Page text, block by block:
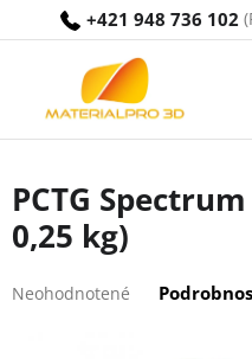
+421 948 736 102
PCTG
0,25 kg)
hodnotenie
Neohodnotené